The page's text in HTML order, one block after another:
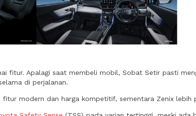
fitur. Apalagi saat membeli mobil, Sobat Setir pasti
di perjalanan.
fitur modern dan harga kompetitif, sementara Zenix